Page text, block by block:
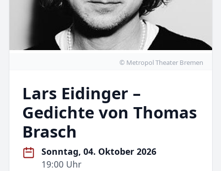
© Metropol Theater Bremen
Lars Eidinger –
Gedichte von Thomas
Brasch
Sonntag, 04. Oktober 2026
19:00 Uhr